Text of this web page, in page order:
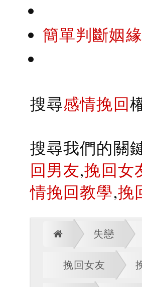
簡單判斷姻
搜尋感情挽回
搜尋我們的關
回男友,挽回女
情挽回教學,挽
失戀
挽回女友